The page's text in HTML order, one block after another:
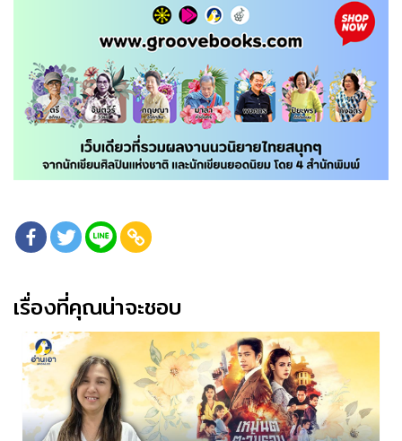
เรื่องที่คุณน่าจะชอบ